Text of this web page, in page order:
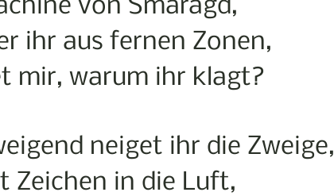
von Smaragd,
ihr aus fernen Zonen,
mir, warum ihr klagt?
neiget ihr die Zweige,
Zeichen in die Luft,